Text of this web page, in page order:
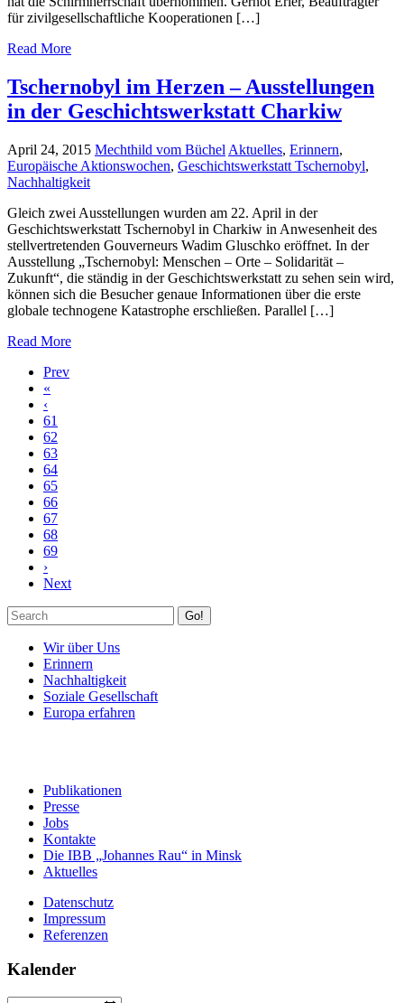
für zivilgesellschaftliche Kooperationen […]
Read More
Tschernobyl im Herzen – Ausstellungen
in der Geschichtswerkstatt Charkiw
April 24, 2015 Mechthild vom Büchel Aktuelles, Erinnern,
Europäische Aktionswochen, Geschichtswerkstatt Tschernobyl,
Nachhaltigkeit
Gleich zwei Ausstellungen wurden am 22. April in der
Geschichtswerkstatt Tschernobyl in Charkiw in Anwesenheit des
stellvertretenden Gouverneurs Wadim Gluschko eröffnet. In der
Ausstellung „Tschernobyl: Menschen – Orte – Solidarität –
Zukunft“, die ständig in der Geschichtswerkstatt zu sehen sein wird,
können sich die Besucher genaue Informationen über die erste
globale technogene Katastrophe erschließen. Parallel […]
Read More
Prev
«
‹
61
62
63
64
65
66
67
68
69
›
Next
Go!
Wir über Uns
Erinnern
Nachhaltigkeit
Soziale Gesellschaft
Europa erfahren
Publikationen
Presse
Jobs
Kontakte
Die IBB „Johannes Rau“ in Minsk
Aktuelles
Datenschutz
Impressum
Referenzen
Kalender